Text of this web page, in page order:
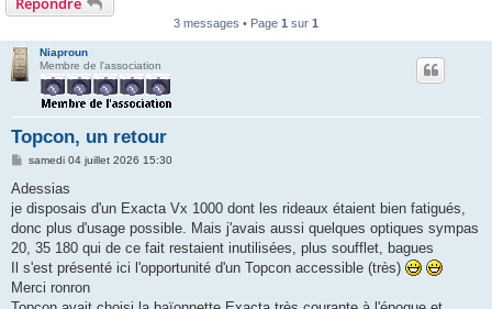
3 messages • Page 1 sur 1
Niaproun
Membre de l'association
Topcon, un retour
M
s
a
g
samedi 04 juillet 2026 15:30
Adessias
je disposais d'un Exacta Vx 1000 dont les rideaux étaient bien fatigués,
donc plus d'usage possible. Mais j'avais aussi quelques optiques sympas
20, 35 180 qui de ce fait restaient inutilisées, plus soufflet, bagues
Il s'est présenté ici l'opportunité d'un Topcon accessible (très)
Merci ronron